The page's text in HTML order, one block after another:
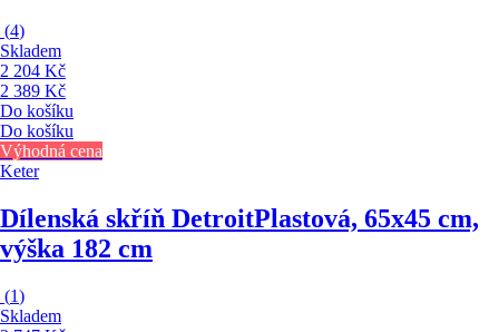
(4)
Skladem
2 204 Kč
2 389 Kč
Do košíku
Do košíku
Výhodná cena
Keter
Dílenská skříň DetroitPlastová, 65x45 cm,
výška 182 cm
(1)
Skladem